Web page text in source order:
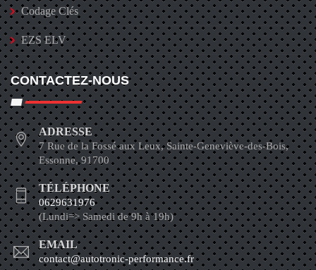
Codage Clés
EZS ELV
CONTACTEZ-NOUS
ADRESSE
7 Rue de la Fossé aux Leux, Sainte-Geneviève-des-Bois,
Essonne, 91700
TÉLÉPHONE
0629631976
(Lundi=> Samedi de 9h à 19h)
EMAIL
contact@autotronic-performance.fr